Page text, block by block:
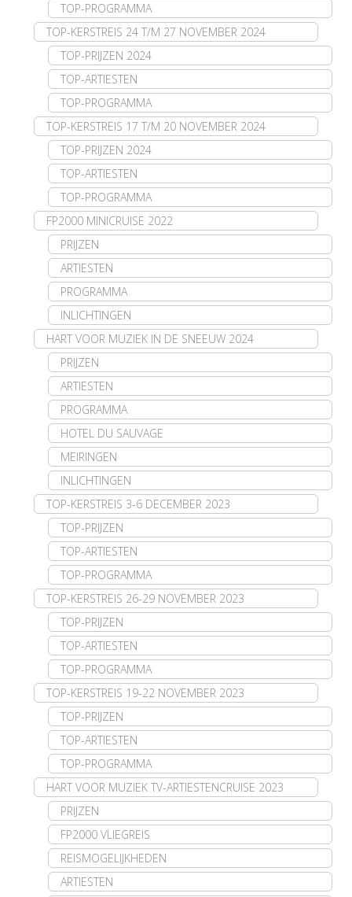
TOP-PROGRAMMA
TOP-KERSTREIS 24 T/M 27 NOVEMBER 2024
TOP-PRIJZEN 2024
TOP-ARTIESTEN
TOP-PROGRAMMA
TOP-KERSTREIS 17 T/M 20 NOVEMBER 2024
TOP-PRIJZEN 2024
TOP-ARTIESTEN
TOP-PROGRAMMA
FP2000 MINICRUISE 2022
PRIJZEN
ARTIESTEN
PROGRAMMA
INLICHTINGEN
HART VOOR MUZIEK IN DE SNEEUW 2024
PRIJZEN
ARTIESTEN
PROGRAMMA
HOTEL DU SAUVAGE
MEIRINGEN
INLICHTINGEN
TOP-KERSTREIS 3-6 DECEMBER 2023
TOP-PRIJZEN
TOP-ARTIESTEN
TOP-PROGRAMMA
TOP-KERSTREIS 26-29 NOVEMBER 2023
TOP-PRIJZEN
TOP-ARTIESTEN
TOP-PROGRAMMA
TOP-KERSTREIS 19-22 NOVEMBER 2023
TOP-PRIJZEN
TOP-ARTIESTEN
TOP-PROGRAMMA
HART VOOR MUZIEK TV-ARTIESTENCRUISE 2023
PRIJZEN
FP2000 VLIEGREIS
REISMOGELIJKHEDEN
ARTIESTEN